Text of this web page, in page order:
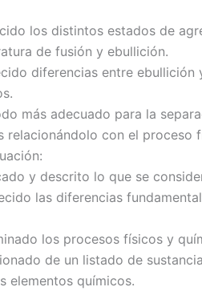
los distintos estados de
de fusión y ebullición.
diferencias entre
más adecuado para la
relacionándolo con el proceso
y descrito lo que se
las diferencias
los procesos físicos y
de un listado de
elementos químicos.